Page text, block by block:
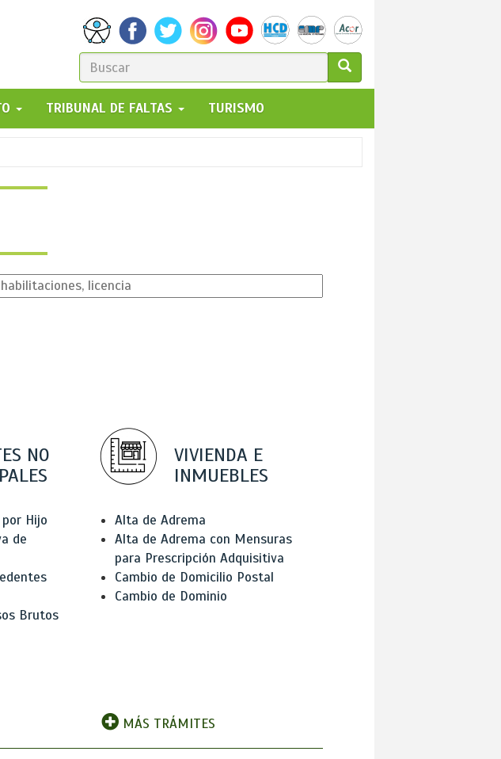
FORMULARIO
DE
BÚSQUEDA
GO!
TRIBUNAL DE FALTAS TURISMO
NO
Hijo
de
Brutos
VIVIENDA E
INMUEBLES
Alta de Adrema
Alta de Adrema con Mensuras
para Prescripción Adquisitiva
Cambio de Domicilio Postal
Cambio de Dominio
MÁS TRÁMITES